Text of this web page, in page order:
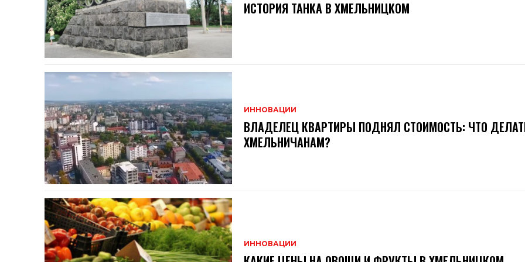
ИСТОРИЯ ТАНКА В ХМЕЛЬНИЦКОМ
ИННОВАЦИИ
ВЛАДЕЛЕЦ КВАРТИРЫ ПОДНЯЛ СТОИМОСТЬ: ЧТО
ХМЕЛЬНИЧАНАМ?
ИННОВАЦИИ